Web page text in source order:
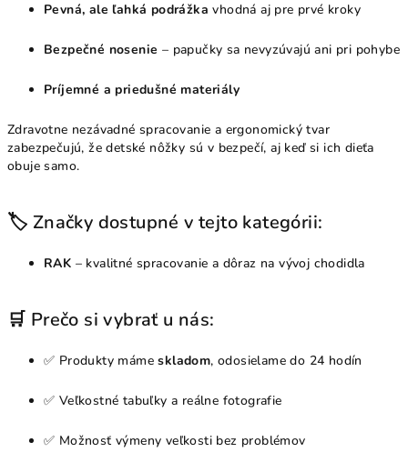
Pevná, ale ľahká podrážka vhodná aj pre prvé kroky
Bezpečné nosenie – papučky sa nevyzúvajú ani pri pohybe
Príjemné a priedušné materiály
Zdravotne nezávadné spracovanie a ergonomický tvar
zabezpečujú, že detské nôžky sú v bezpečí, aj keď si ich dieťa
obuje samo.
🏷️ Značky dostupné v tejto kategórii:
RAK – kvalitné spracovanie a dôraz na vývoj chodidla
🛒 Prečo si vybrať u nás:
✅ Produkty mámeskladom, odosielame do 24 hodín
✅ Veľkostné tabuľky a reálne fotografie
✅ Možnosť výmeny veľkosti bez problémov